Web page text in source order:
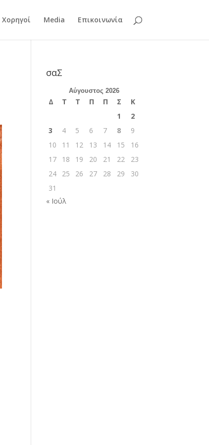
Χορηγοί Media Επικοινωνία
σαΣ
Αύγουστος 2026
Δ Τ Τ Π Π Σ
Κ
1
2
3
4 5 6 7 8
9
10
11 12 13 14 15
16
17
18 19 20 21 22
23
24
25 26 27 28 29
30
31
« Ιούλ